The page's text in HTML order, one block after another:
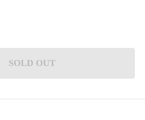
SOLD OUT